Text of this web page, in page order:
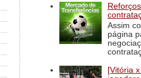
Assim
página
[Vitória